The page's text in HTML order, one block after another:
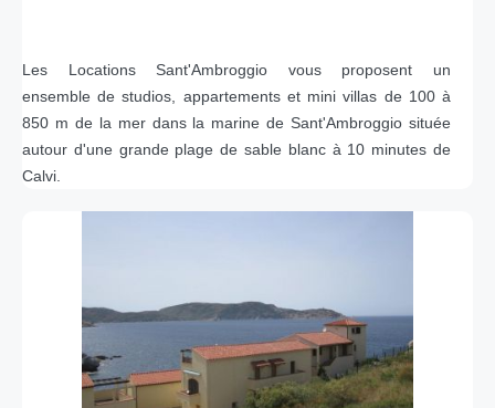
Les Locations Sant'Ambroggio vous proposent un
ensemble de studios, appartements et mini villas de 100 à
850 m de la mer dans la marine de Sant'Ambroggio située
autour d'une grande plage de sable blanc à 10 minutes de
Calvi.